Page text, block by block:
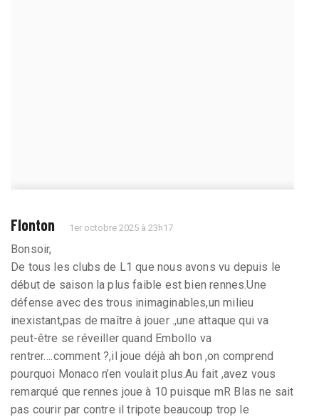
Flonton 1er octobre 2025 à 23h17
Bonsoir,
De tous les clubs de L1 que nous avons vu depuis le
début de saison la plus faible est bien rennes.Une
défense avec des trous inimaginables,un milieu
inexistant,pas de maître à jouer .,une attaque qui va
peut-être se réveiller quand Embollo va
rentrer….comment ?,il joue déjà ah bon ,on comprend
pourquoi Monaco n’en voulait plus.Au fait ,avez vous
remarqué que rennes joue à 10 puisque mR Blas ne sait
pas courir par contre il tripote beaucoup trop le